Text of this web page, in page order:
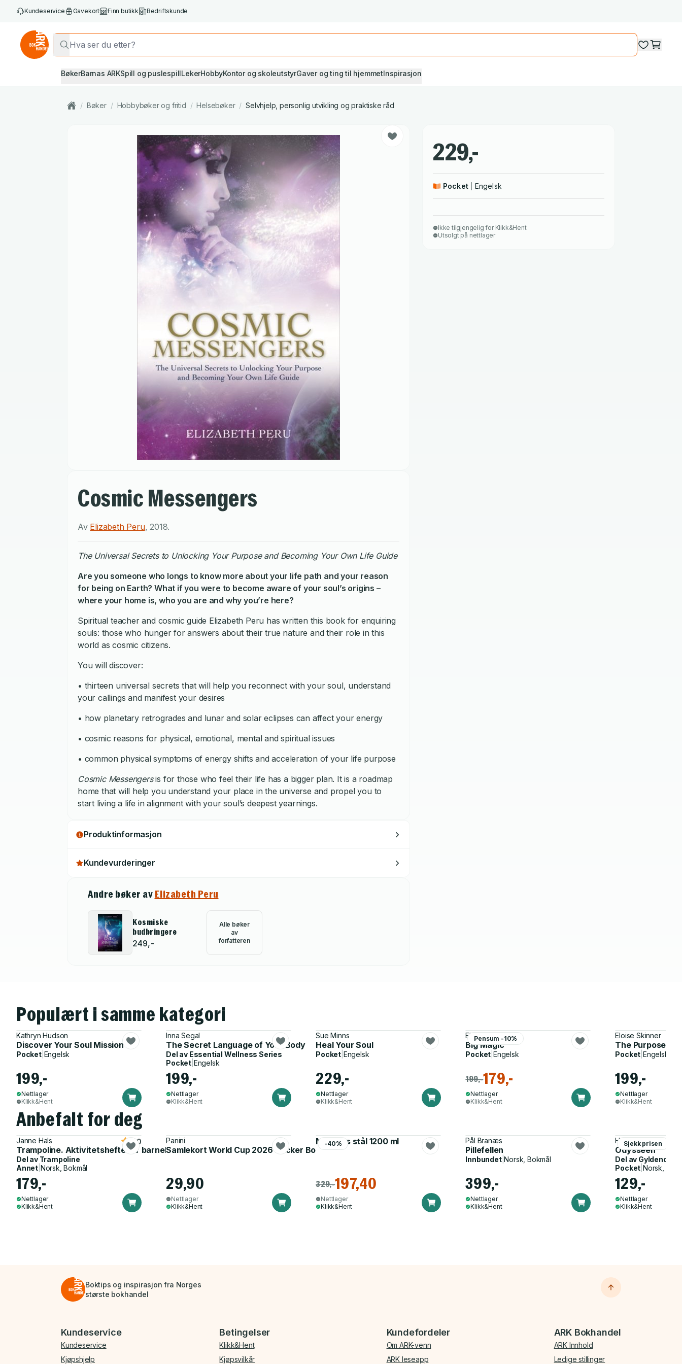
Kundeservice Gavekort Finn butikk Bedriftskunde
BøkerBarnas ARKSpill og puslespillLekerHobbyKontor og skoleutstyrGaver og ting til hjemmetInspirasjon
/ Bøker / Hobbybøker og fritid / Helsebøker / Selvhjelp, personlig utvikling og praktiske råd
Cosmic Messengers
Av Elizabeth Peru,2018.
The Universal Secrets to Unlocking Your Purpose and Becoming Your Own Life Guide
Are you someone who longs to know more about your life path and your reason
for being on Earth? What if you were to become aware of your soul’s origins –
where your home is, who you are and why you’re here?
Spiritual teacher and cosmic guide Elizabeth Peru has written this book for enquiring
souls: those who hunger for answers about their true nature and their role in this
world as cosmic citizens.
You will discover:
• thirteen universal secrets that will help you reconnect with your soul, understand
your callings and manifest your desires
• how planetary retrogrades and lunar and solar eclipses can affect your energy
• cosmic reasons for physical, emotional, mental and spiritual issues
• common physical symptoms of energy shifts and acceleration of your life purpose
Cosmic Messengersis for those who feel their life has a bigger plan. It is a roadmap
home that will help you understand your place in the universe and propel you to
start living a life in alignment with your soul’s deepest yearnings.
Produktinformasjon
Kundevurderinger
Andre bøker av Elizabeth Peru
Kosmiske
budbringere
249,-
Alle bøker
av
forfatteren
229,-
Pocket Engelsk
Ikke tilgjengelig for Klikk&Hent
Utsolgt på nettlager
Populært i samme kategori
Kathryn Hudson
Discover Your Soul Mission
Pocket| Engelsk
199,-
Nettlager
Klikk&Hent
Inna Segal
The Secret Language of Your Body
Del av Essential Wellness Series
Pocket| Engelsk
199,-
Nettlager
Klikk&Hent
Sue Minns
Heal Your Soul
Pocket Engelsk
229,-
Nettlager
Klikk&Hent
Pensum -10%
Elizabeth Gilbert
Big Magic
Pocket Engelsk
199,-179,-
Nettlager
Klikk&Hent
Eloise Skinner
The Purpose
Pocket |Engelsk
199,-
Nettlager
Klikk&Hent
Anbefalt for deg
Janne Hals
Trampoline. Aktivitetshefte for barnehagen
5.0
Del av Trampoline
Annet Norsk, Bokmål
179,-
Nettlager
Klikk&Hent
Panini
Samlekort World Cup 2026 Sticker Booster
29,90
Nettlager
Klikk&Hent
-40%
Matboks stål 1200 ml
329,-197,40
Nettlager
Klikk&Hent
Pål Branæs
Pillefellen
Innbundet|Norsk, Bokmål
399,-
Nettlager
Klikk&Hent
Sjekk prisen
Homer, John
Odysseen
Del av Gyldendal
Pocket |Norsk,
129,-
Nettlager
Klikk&Hent
Boktips og inspirasjon fra Norges
største bokhandel
Bunnmeny
Kundeservice
Kundeservice
Kjøpshjelp
Betingelser
Klikk&Hent
Kjøpsvilkår
Kundefordeler
Om ARK-venn
ARK leseapp
ARK Bokhandel
ARK Innhold
Ledige stillinger